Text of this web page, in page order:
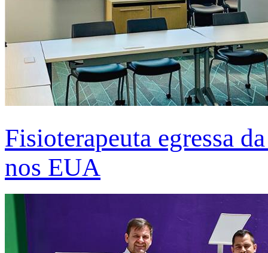
Fisioterapeuta egressa
nos EUA